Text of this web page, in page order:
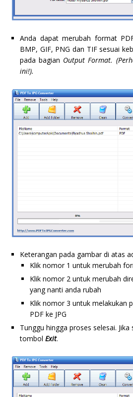
Anda dapat merubah format
BMP, GIF, PNG dan TIF sesuai
pada bagian Output Format.
ini!).
Keterangan pada gambar di atas
Klik nomor 1 untuk merubah
Klik nomor 2 untuk merubah
yang nanti anda rubah
Klik nomor 3 untuk melakukan
PDF ke JPG
Tunggu hingga proses selesai. Jika
tombol Exit.